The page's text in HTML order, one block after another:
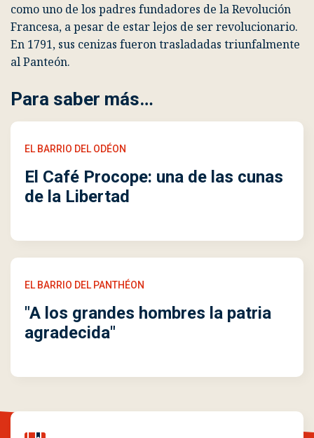
como uno de los padres fundadores de la Revolución
Francesa, a pesar de estar lejos de ser revolucionario.
En 1791, sus cenizas fueron trasladadas triunfalmente
al Panteón.
Para saber más…
EL BARRIO DEL ODÉON
El Café Procope: una de las cunas
de la Libertad
EL BARRIO DEL PANTHÉON
"A los grandes hombres la patria
agradecida"